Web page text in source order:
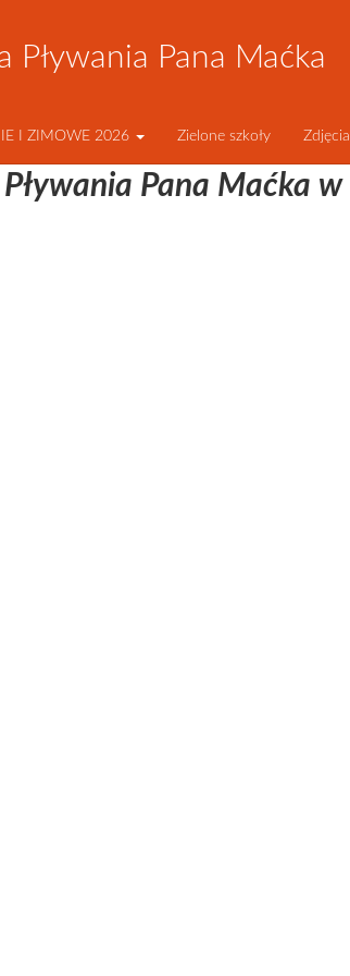
Pływania Pana Maćka
I ZIMOWE 2026 Zielone szkoły Zdjęcia
Pana Maćka w